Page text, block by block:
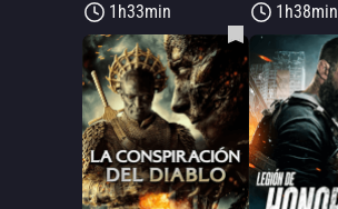
1h33min
1h38min